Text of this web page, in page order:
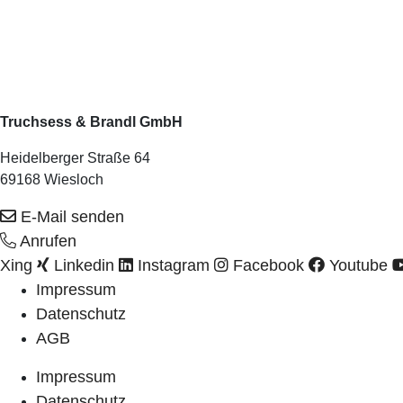
Truchsess & Brandl GmbH
Heidelberger Straße 64
69168 Wiesloch
E-Mail senden
Anrufen
Xing
Linkedin Instagram Facebook Youtube
Impressum
Datenschutz
AGB
Impressum